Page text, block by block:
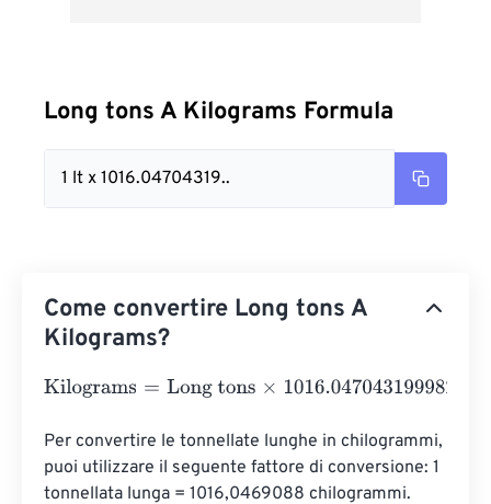
Long tons A Kilograms Formula
1 lt x 1016.04704319..
Come convertire Long tons A
Kilograms?
Kilograms=Long tons ×1016.047043199982
Per convertire le tonnellate lunghe in chilogrammi,
puoi utilizzare il seguente fattore di conversione: 1
tonnellata lunga = 1016,0469088 chilogrammi.